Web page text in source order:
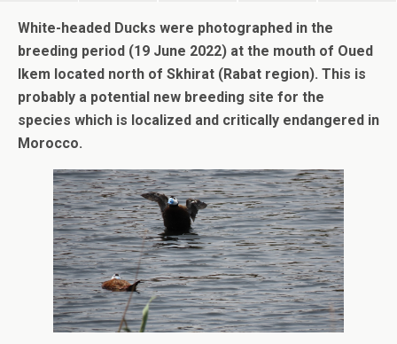
White-headed Ducks were photographed in the
breeding period (19 June 2022) at the mouth of Oued
Ikem located north of Skhirat (Rabat region). This is
probably a potential new breeding site for the
species which is localized and critically endangered in
Morocco.